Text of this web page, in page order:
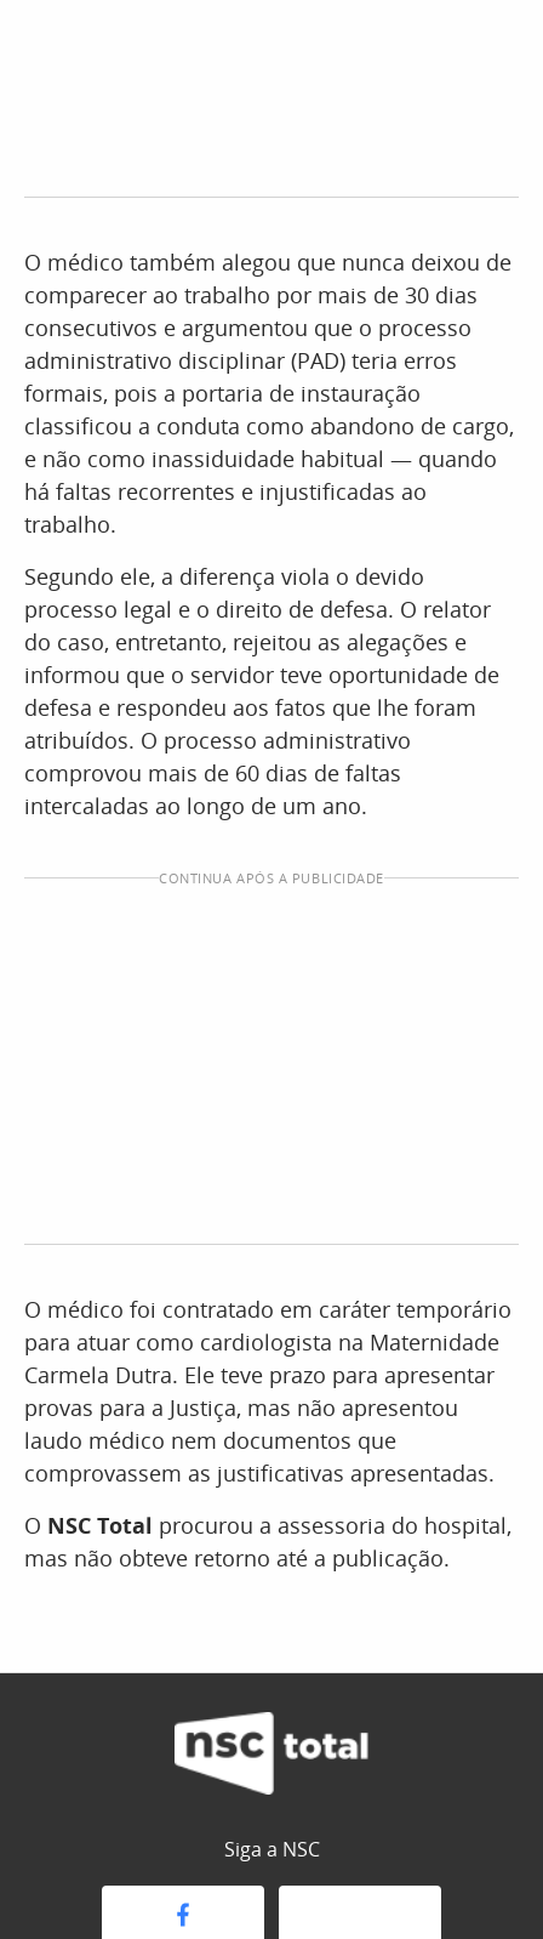
O médico também alegou que nunca deixou de
comparecer ao trabalho por mais de 30 dias
consecutivos e argumentou que o processo
administrativo disciplinar (PAD) teria erros
formais, pois a portaria de instauração
classificou a conduta como abandono de cargo,
e não como inassiduidade habitual — quando
há faltas recorrentes e injustificadas ao
trabalho.
Segundo ele, a diferença viola o devido
processo legal e o direito de defesa. O relator
do caso, entretanto, rejeitou as alegações e
informou que o servidor teve oportunidade de
defesa e respondeu aos fatos que lhe foram
atribuídos. O processo administrativo
comprovou mais de 60 dias de faltas
intercaladas ao longo de um ano.
CONTINUA APÓS A PUBLICIDADE
O médico foi contratado em caráter temporário
para atuar como cardiologista na Maternidade
Carmela Dutra. Ele teve prazo para apresentar
provas para a Justiça, mas não apresentou
laudo médico nem documentos que
comprovassem as justificativas apresentadas.
O NSC Total procurou a assessoria do hospital,
mas não obteve retorno até a publicação.
Siga a NSC